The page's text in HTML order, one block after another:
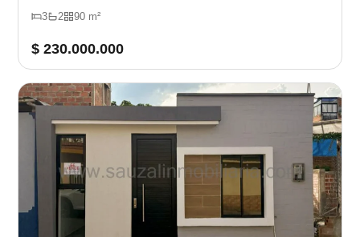
3 2 90 m²
$ 230.000.000